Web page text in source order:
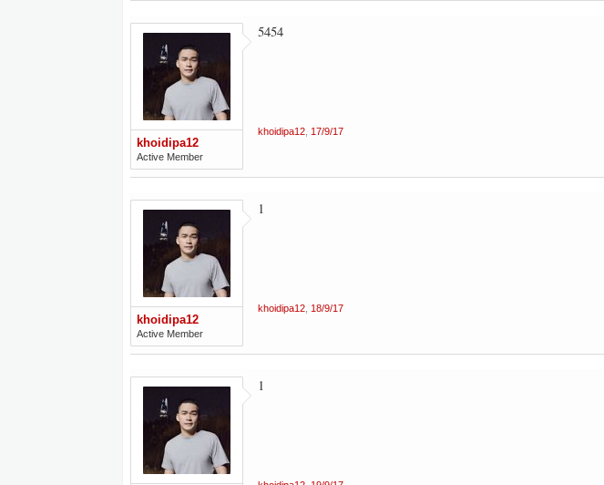
khoidipa12
Active Member
5454
khoidipa12 17/9/17
khoidipa12
Active Member
1
khoidipa12 18/9/17
1